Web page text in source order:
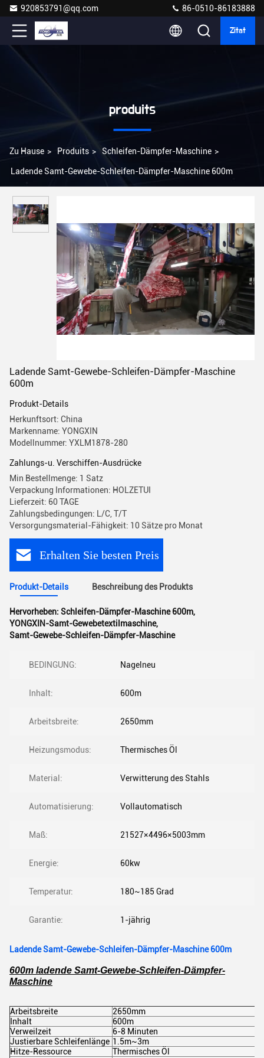
920853791@qq.com 86-0510-86183888
Zitat
produits
Zu Hause > Produits > Schleifen-Dämpfer-Maschine >
Ladende Samt-Gewebe-Schleifen-Dämpfer-Maschine 600m
Ladende Samt-Gewebe-Schleifen-Dämpfer-Maschine
600m
Produkt-Details
Herkunftsort: China
Markenname: YONGXIN
Modellnummer: YXLM1878-280
Zahlungs-u. Verschiffen-Ausdrücke
Min Bestellmenge: 1 Satz
Verpackung Informationen: HOLZETUI
Lieferzeit: 60 TAGE
Zahlungsbedingungen: L/C, T/T
Versorgungsmaterial-Fähigkeit: 10 Sätze pro Monat
Erhalten Sie besten Preis
Produkt-Details Beschreibung des Produkts
Hervorheben: Schleifen-Dämpfer-Maschine 600m,
YONGXIN-Samt-Gewebetextilmaschine,
Samt-Gewebe-Schleifen-Dämpfer-Maschine
BEDINGUNG: Nagelneu
Inhalt: 600m
Arbeitsbreite: 2650mm
Heizungsmodus: Thermisches Öl
Material: Verwitterung des Stahls
Automatisierung: Vollautomatisch
Maß: 21527×4496×5003mm
Energie: 60kw
Temperatur: 180~185 Grad
Garantie: 1-jährig
Ladende Samt-Gewebe-Schleifen-Dämpfer-Maschine 600m
600m ladende Samt-Gewebe-Schleifen-Dämpfer-
Maschine
Arbeitsbreite
2650mm
Inhalt
600m
Verweilzeit
6-8 Minuten
Justierbare Schleifenlänge 1.5m~3m
Hitze-Ressource
Thermisches Öl